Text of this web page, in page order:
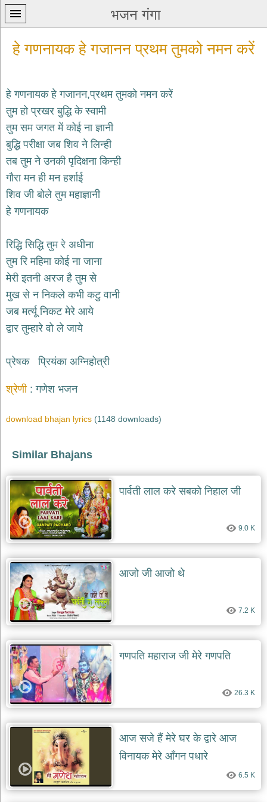
भजन गंगा
प्रथम
पन्ना
home
कृष्ण
भजन
krishna
bhajans
शिव
bhajans
हनुमान
भजन
hanuman
bhajans
साईं
भजन
जैन
भजन
jain
दुर्गा
bhajans
गणेश
भजन
ganesh
bhajans
राम
भजन
raam
गुरुदेव
भजन
gurudev
bhajans
विविध
भजन
miscellaneous
bhajans
विष्णु
भजन
vishnu
bhajans
बाबा
भजन
balak
nath
हे गणनायक हे गजानन प्रथम तुमको नमन करें
हे गणनायक हे गजानन,प्रथम तुमको नमन करें
तुम हो प्रखर बुद्धि के स्वामी
तुम सम जगत में कोई ना ज्ञानी
बुद्धि परीक्षा जब शिव ने लिन्ही
तब तुम ने उनकी पृदिक्षना किन्ही
गौरा मन ही मन हर्शाई
शिव जी बोले तुम महाज्ञानी
हे गणनायक
रिद्धि सिद्धि तुम रे अधीना
तुम रि महिमा कोई ना जाना
मेरी इतनी अरज है तुम से
मुख से न निकले कभी कटु वानी
जब मर्त्यू निकट मेरे आये
द्वार तुम्हारे वो ले जाये
प्रेषक प्रियंका अग्निहोत्री
श्रेणी गणेश भजन
download bhajan lyrics (1148 downloads)
Similar Bhajans
पार्वती लाल करे सबको निहाल जी
9.0 K
आजो जी आजो थे
7.2 K
गणपति महाराज जी मेरे गणपति
26.3 K
आज सजे हैं मेरे घर के द्वारे आज
विनायक मेरे आँगन पधारे
6.5 K